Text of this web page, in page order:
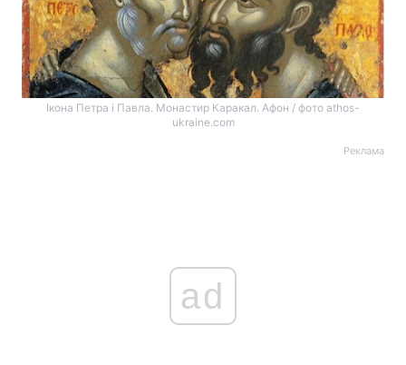
Ікона Петра і Павла. Монастир Каракал. Афон / фото athos-
ukraine.com
Реклама
ad